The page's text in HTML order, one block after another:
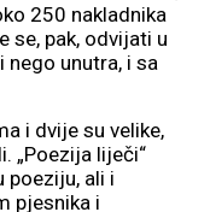
250 nakladnika
se, pak, odvijati u
nego unutra, i sa
i dvije su velike,
„Poezija liječi“
poeziju, ali i
pjesnika i